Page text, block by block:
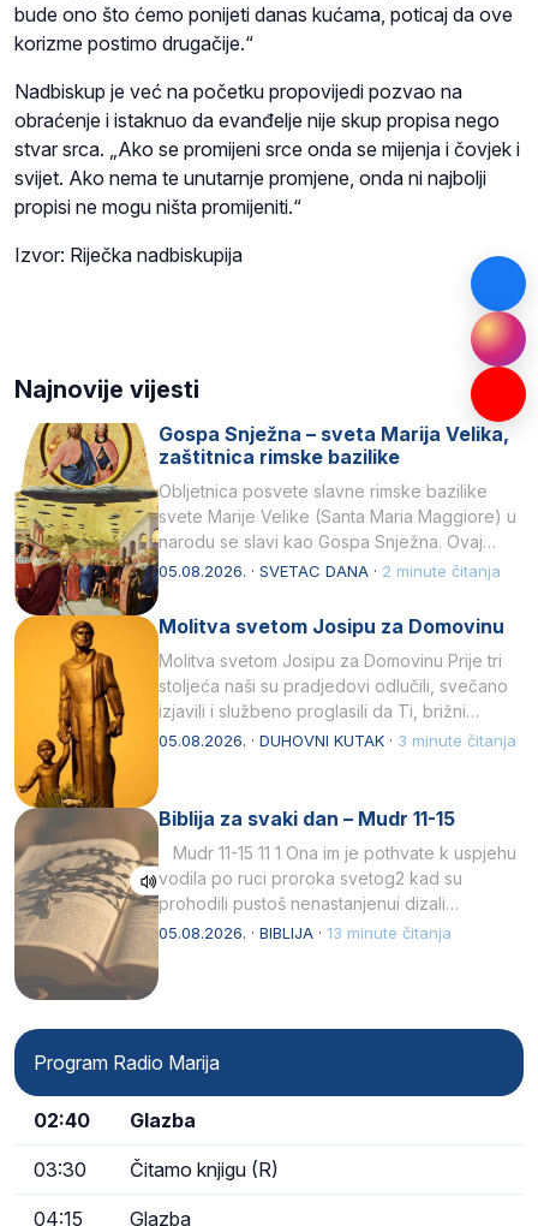
bude ono što ćemo ponijeti danas kućama, poticaj da ove
korizme postimo drugačije.“
Nadbiskup je već na početku propovijedi pozvao na
obraćenje i istaknuo da evanđelje nije skup propisa nego
stvar srca. „Ako se promijeni srce onda se mijenja i čovjek i
svijet. Ako nema te unutarnje promjene, onda ni najbolji
propisi ne mogu ništa promijeniti.“
Izvor: Riječka nadbiskupija
Najnovije vijesti
Gospa Snježna – sveta Marija Velika,
zaštitnica rimske bazilike
Obljetnica posvete slavne rimske bazilike
svete Marije Velike (Santa Maria Maggiore) u
narodu se slavi kao Gospa Snježna. Ovaj
naziv, Sancta Maria…
05.08.2026. · SVETAC DANA · 2 minute čitanja
Molitva svetom Josipu za Domovinu
Molitva svetom Josipu za Domovinu Prije tri
stoljeća naši su pradjedovi odlučili, svečano
izjavili i službeno proglasili da Ti, brižni
Poočime Isusov,…
05.08.2026. · DUHOVNI KUTAK · 3 minute čitanja
Biblija za svaki dan – Mudr 11-15
Mudr 11-15 11 1 Ona im je pothvate k uspjehu
vodila po ruci proroka svetog2 kad su
prohodili pustoš nenastanjenui dizali…
05.08.2026. · BIBLIJA · 13 minute čitanja
Program Radio Marija
02:40 Glazba
03:30 Čitamo knjigu (R)
04:15 Glazba